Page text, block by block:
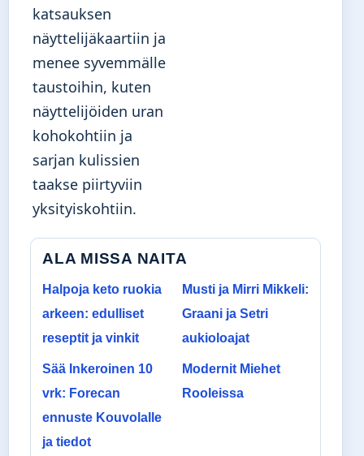
katsauksen
näyttelijäkaartiin ja
menee syvemmälle
taustoihin, kuten
näyttelijöiden uran
kohokohtiin ja
sarjan kulissien
taakse piirtyviin
yksityiskohtiin.
ALA MISSA NAITA
Halpoja keto ruokia
arkeen: edulliset
reseptit ja vinkit
Musti ja Mirri Mikkeli:
Graani ja Setri
aukioloajat
Sää Inkeroinen 10
vrk: Forecan
ennuste Kouvolalle
ja tiedot
Modernit Miehet
Rooleissa